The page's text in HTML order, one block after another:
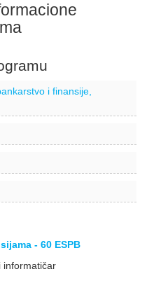
i finansije,
- 60 ESPB
informatičar